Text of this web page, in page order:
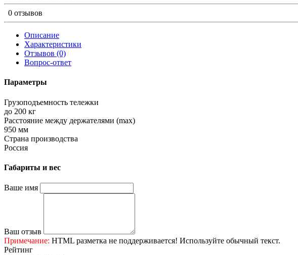
0 отзывов
Описание
Характеристики
Отзывов (0)
Вопрос-ответ
Параметры
Грузоподъемность тележки
до 200 кг
Расстояние между держателями (max)
950 мм
Страна производства
Россия
Габариты и вес
Ваше имя
Ваш отзыв
Примечание: HTML разметка не поддерживается! Используйте обычный текст.
Рейтинг